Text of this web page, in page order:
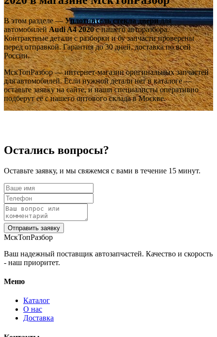
‹ ›
OEM: 8W5839431,
8W5839431C
‹ ›
OEM: 8W0839479
‹ ›
OEM: 8W0839480
В этом разделе —Уплотнитель стекла дверидля
автомобилейAudi A4 2020с нашего авторазбора.
Контрактные детали с разборки и бу запчасти проверены
перед отправкой. Гарантия до 30 дней, доставка по всей
России.
МскТопРазбор — интернет-магазин оригинальных запчастей
для автомобилей. Если нужной детали нет в каталоге —
оставьте заявку на сайте, и наши специалисты оперативно
подберут её с нашего оптового склада в Москве.
Остались вопросы?
Оставьте заявку, и мы свяжемся с вами в течение 15 минут.
Отправить заявку
МскТопРазбор
Ваш надежный поставщик автозапчастей. Качество и скорость
- наш приоритет.
Меню
Каталог
О нас
Доставка